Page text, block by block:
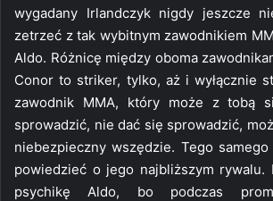
wygadany Irlandczyk nigdy jeszcze
zetrzeć z tak wybitnym zawodnikiem
Aldo. Różnicę między oboma
Conor to striker, tylko, aż i wyłącznie
zawodnik MMA, który może z tobą
sprowadzić, nie dać się sprowadzić,
niebezpieczny wszędzie. Tego
powiedzieć o jego najbliższym rywalu.
psychikę Aldo, bo podczas